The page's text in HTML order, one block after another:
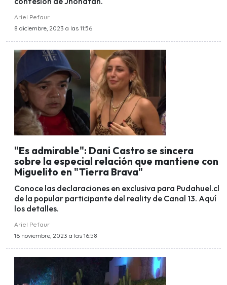
Ariel Pefaur
8 diciembre, 2023 a las 11:56
"Es admirable": Dani Castro se sincera
sobre la especial relación que mantiene con
Miguelito en "Tierra Brava"
Conoce las declaraciones en exclusiva para Pudahuel.cl
de la popular participante del reality de Canal 13. Aquí
los detalles.
Ariel Pefaur
16 noviembre, 2023 a las 16:58